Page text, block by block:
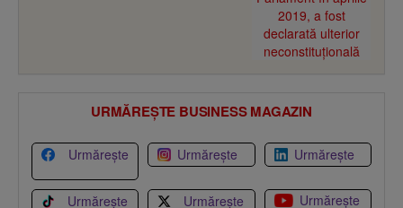
URMĂREȘTE BUSINESS MAGAZIN
Urmărește Urmărește Urmărește
Urmărește Urmărește
Urmărește